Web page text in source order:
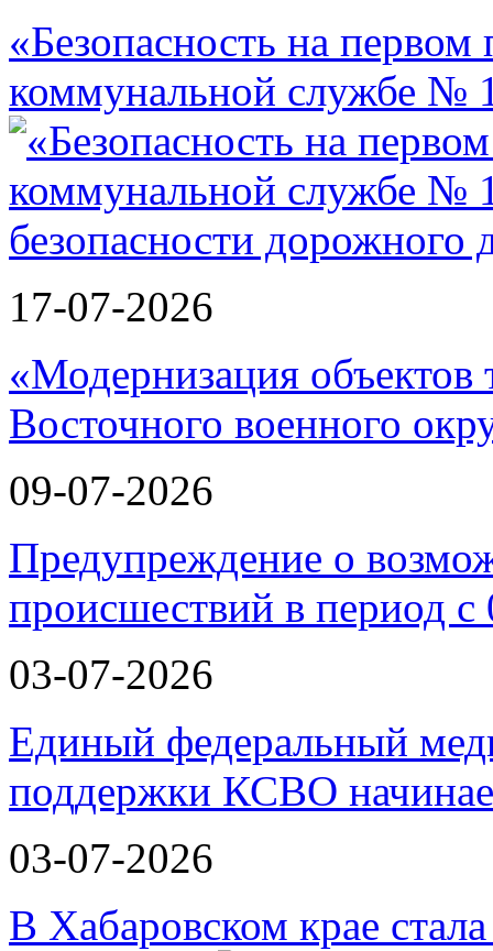
«Безопасность на
коммунальной службе №
17-07-2026
«Модернизация объектов
Восточного военного
09-07-2026
Предупреждение о
происшествий в период
03-07-2026
Единый федеральный
поддержки КСВО
03-07-2026
В Хабаровском крае